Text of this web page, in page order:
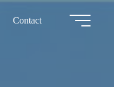
Contact